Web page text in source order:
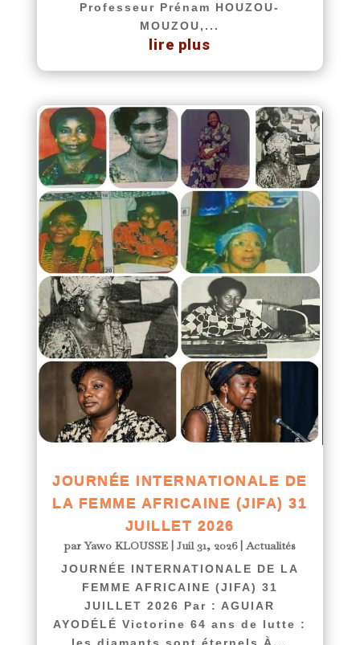
Professeur Prénam HOUZOU-
MOUZOU,...
lire plus
JOURNÉE INTERNATIONALE DE
LA FEMME AFRICAINE (JIFA) 31
JUILLET 2026
parYawo KLOUSSE |Juil 31, 2026|Actualités
JOURNÉE INTERNATIONALE DE LA
FEMME AFRICAINE (JIFA) 31
JUILLET 2026 Par : AGUIAR
AYODÉLÉ Victorine 64 ans de lutte :